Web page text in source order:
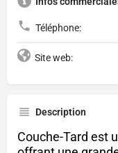
Téléphone:
Site web:
Description
Couche-Tard est